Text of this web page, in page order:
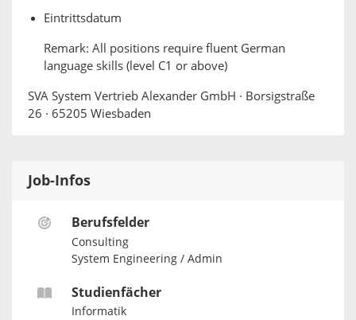
Eintrittsdatum
Remark: All positions require fluent German
language skills (level C1 or above)
SVA System Vertrieb Alexander GmbH · Borsigstraße
26 · 65205 Wiesbaden
Job-Infos
Berufsfelder
Consulting
System Engineering / Admin
Studienfächer
Informatik